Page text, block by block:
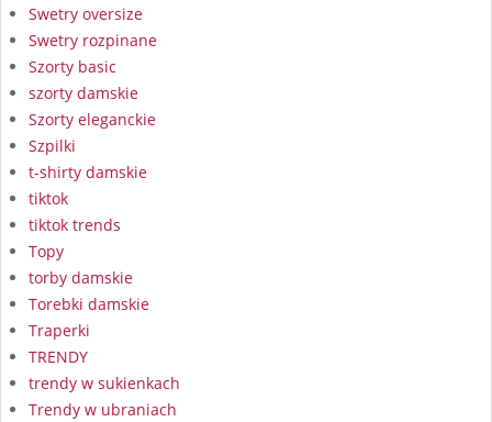
Swetry oversize
Swetry rozpinane
Szorty basic
szorty damskie
Szorty eleganckie
Szpilki
t-shirty damskie
tiktok
tiktok trends
Topy
torby damskie
Torebki damskie
Traperki
TRENDY
trendy w sukienkach
Trendy w ubraniach